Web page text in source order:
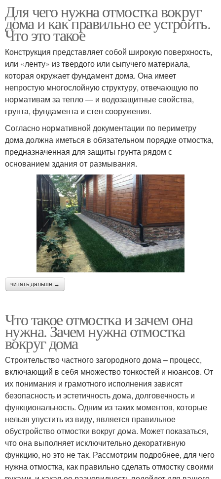
Для чего нужна отмостка вокруг
дома и как правильно ее устроить.
Что это такое
Конструкция представляет собой широкую поверхность,
или «ленту» из твердого или сыпучего материала,
которая окружает фундамент дома. Она имеет
непростую многослойную структуру, отвечающую по
нормативам за тепло — и водозащитные свойства,
грунта, фундамента и стен сооружения.
Согласно нормативной документации по периметру
дома должна иметься в обязательном порядке отмостка,
предназначенная для защиты грунта рядом с
основанием здания от размывания.
читать дальше →
Что такое отмостка и зачем она
нужна. Зачем нужна отмостка
вокруг дома
Строительство частного загородного дома – процесс,
включающий в себя множество тонкостей и нюансов. От
их понимания и грамотного исполнения зависят
безопасность и эстетичность дома, долговечность и
функциональность. Одним из таких моментов, которые
нельзя упустить из виду, является правильное
обустройство отмостки вокруг дома. Может показаться,
что она выполняет исключительно декоративную
функцию, но это не так. Рассмотрим подробнее, для чего
нужна отмостка, как правильно сделать отмостку своими